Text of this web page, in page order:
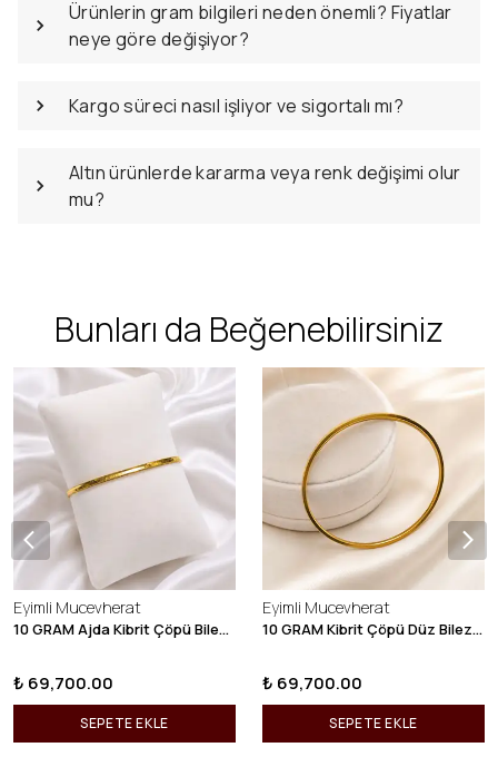
Ürünlerin gram bilgileri neden önemli? Fiyatlar
neye göre değişiyor?
Kargo süreci nasıl işliyor ve sigortalı mı?
Altın ürünlerde kararma veya renk değişimi olur
mu?
Bunları da Beğenebilirsiniz
Eyimli Mucevherat
10 GRAM Ajda Kibrit Çöpü Bilezik 22 Ayar 22BLZ003
₺ 69,700.00
SEPETE EKLE
Eyimli Mucevherat
10 GRAM Kibrit Çöpü Düz Bilezik 22 Ayar 22BLZ001
₺ 69,700.00
SEPETE EKLE